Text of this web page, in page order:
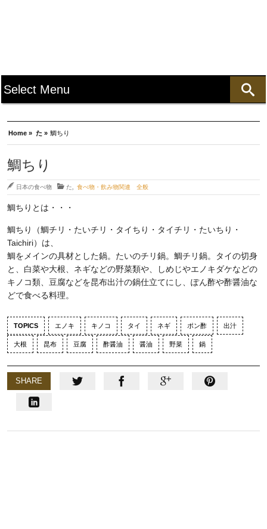
Home » た » 鯛ちり
鯛ちり
日本の食べ物 た 食べ物・飲み物関連 全般
鯛ちりとは・・・
鯛ちり（鯛チリ・たいチリ・タイちり・タイチリ・たいちり・
Taichiri）は、
鯛をメインの具材とした鍋。たいのチリ鍋。鯛チリ鍋。タイの切身
と、白菜や大根、ネギなどの野菜類や、しめじやエノキダケなどの
キノコ類、豆腐などを昆布出汁の鍋仕立てにし、ぽん酢や酢醤油な
どで食べる料理。
TOPICS エノキ キノコ タイ ネギ ポン酢 出汁
大根 昆布 豆腐 酢醤油 醤油 野菜 鍋
SHARE